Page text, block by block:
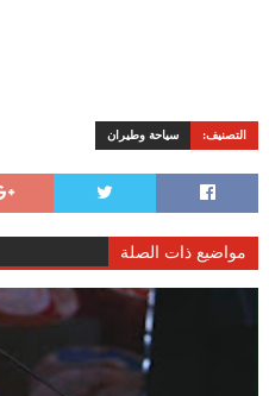
التصنيف: سياحة وطيران
مواضيع ذات الصلة